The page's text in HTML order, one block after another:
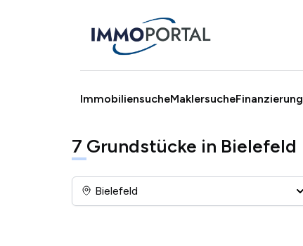
ImmobiliensucheMaklersucheFinanzierung
7 Grundstücke in Bielefeld
Bielefeld